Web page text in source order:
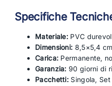
Specifiche
Materiale: PVC
Dimensioni: 8,5×5,4
Carica: Permanente,
Garanzia: 90 giorni di
Pacchetti: Singola,